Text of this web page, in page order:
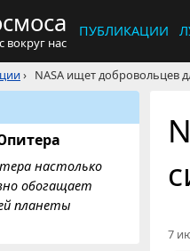
вокруг нас
ПУБЛИКАЦИИ
› NASA ищет добровольцев
7
настолько
обогащает
планеты